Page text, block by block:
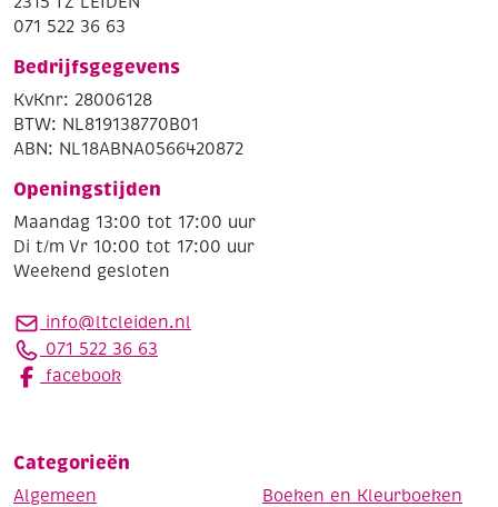
071 522 36 63
Bedrijfsgegevens
KvKnr: 28006128
BTW: NL819138770B01
ABN: NL18ABNA0566420872
Openingstijden
Maandag 13:00 tot 17:00 uur
Di t/m Vr 10:00 tot 17:00 uur
Weekend gesloten
info@ltcleiden.nl
071 522 36 63
facebook
Categorieën
Algemeen
Boeken en Kleurboeken